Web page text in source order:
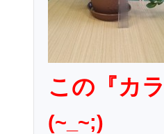
この『カ
(~_~;)